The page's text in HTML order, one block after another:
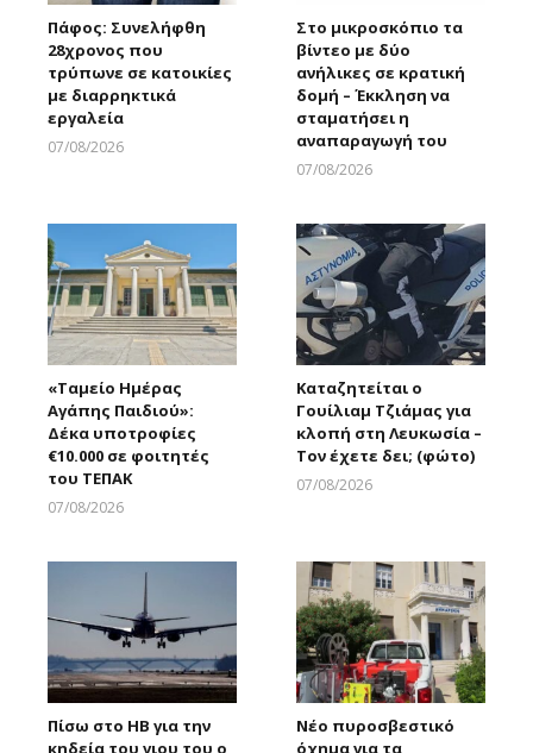
Πάφος: Συνελήφθη
28χρονος που
τρύπωνε σε κατοικίες
με διαρρηκτικά
εργαλεία
07/08/2026
Στο μικροσκόπιο τα
βίντεο με δύο
ανήλικες σε κρατική
δομή – Έκκληση να
σταματήσει η
αναπαραγωγή του
07/08/2026
«Ταμείο Ημέρας
Αγάπης Παιδιού»:
Δέκα υποτροφίες
€10.000 σε φοιτητές
του ΤΕΠΑΚ
07/08/2026
Καταζητείται ο
Γουίλιαμ Τζιάμας για
κλοπή στη Λευκωσία –
Τον έχετε δει; (φώτο)
07/08/2026
Πίσω στο ΗΒ για την
κηδεία του γιου του ο
Νέο πυροσβεστικό
όχημα για τα